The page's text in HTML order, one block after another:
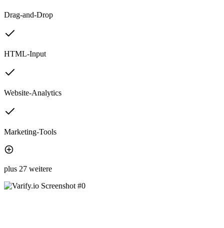
Drag-and-Drop
HTML-Input
Website-Analytics
Marketing-Tools
plus 27 weitere